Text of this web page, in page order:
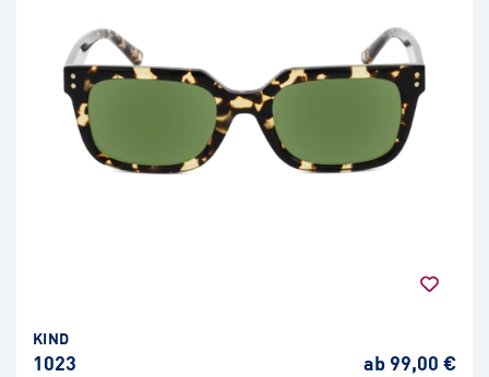
KIND
1023 ab 99,00 €